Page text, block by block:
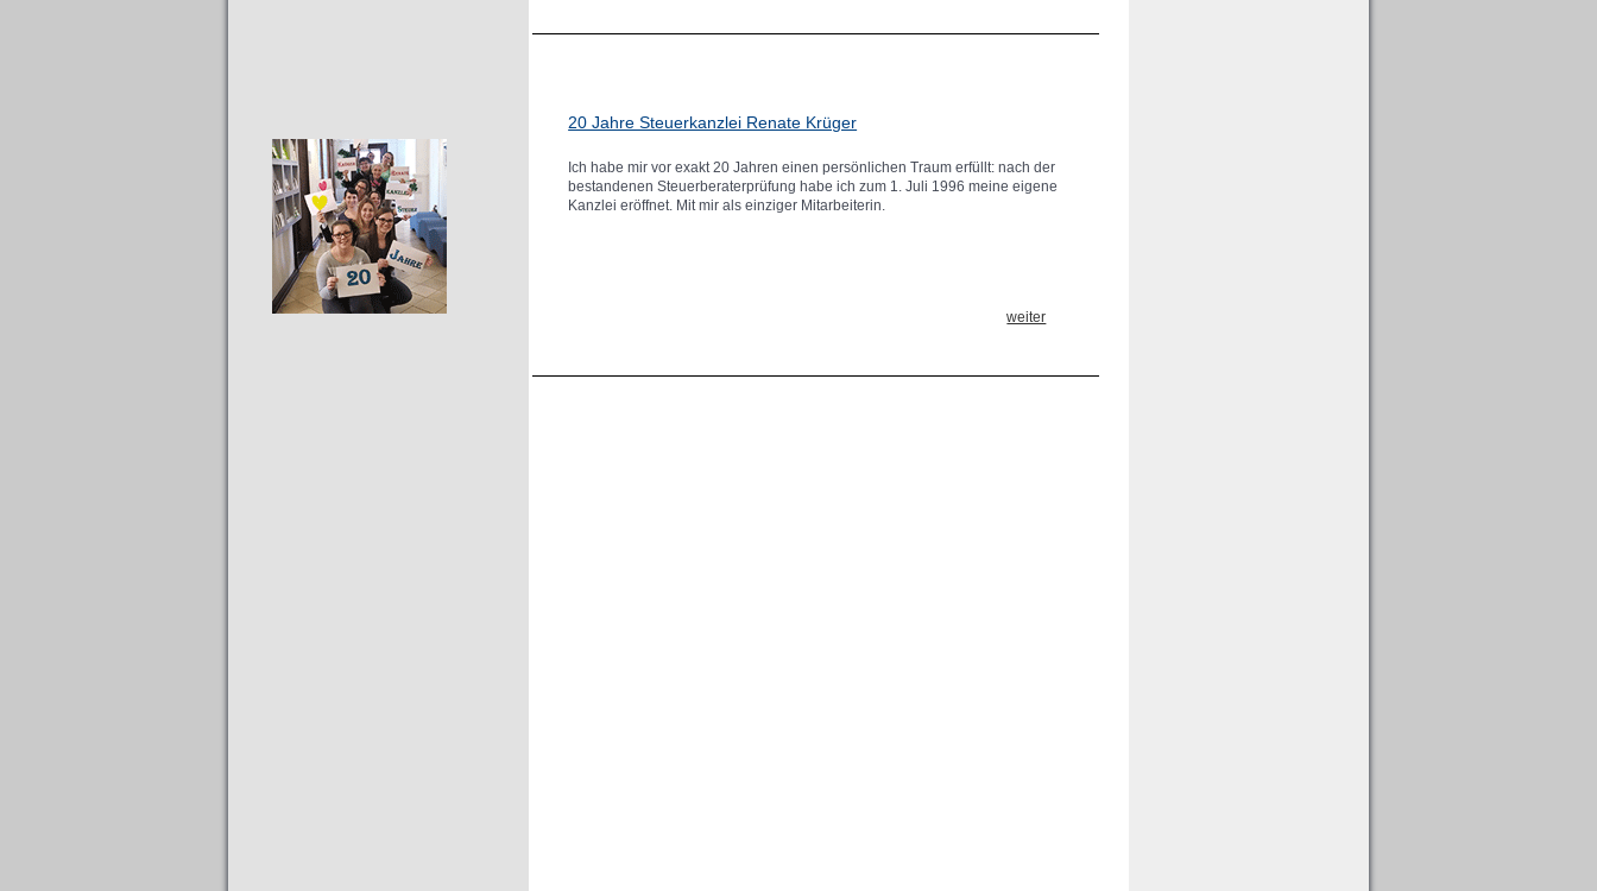
20 Jahre Steuerkanzlei Renate Krüger
Ich habe mir vor exakt 20 Jahren einen persönlichen Traum erfüllt: nach der
bestandenen Steuerberaterprüfung habe ich zum 1. Juli 1996 meine eigene
Kanzlei eröffnet. Mit mir als einziger Mitarbeiterin.
weiter